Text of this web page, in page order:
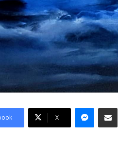
X